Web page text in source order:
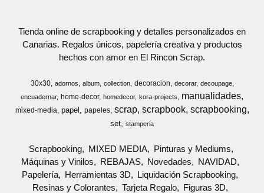
Tienda online de scrapbooking y detalles personalizados en
Canarias. Regalos únicos, papelería creativa y productos
hechos con amor en El Rincon Scrap.
30x30 adornos album collection decoracion decorar
decoupage
encuadernar
home-decor homedecor kora-projects manualidades
mixed-media papel papeles scrap scrapbook scrapbooking
set stamperia
Scrapbooking MIXED MEDIA
Pinturas y Mediums
Máquinas y Vinilos
REBAJAS Novedades
NAVIDAD
Papelería
Herramientas 3D
Liquidación Scrapbooking
Resinas y Colorantes
Tarjeta Regalo
Figuras 3D